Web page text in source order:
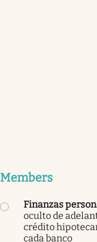
Members
Finanzas
oculto de
crédito
cada banco